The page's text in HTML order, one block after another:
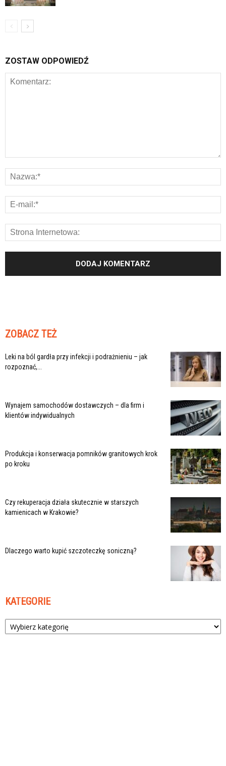
ZOSTAW ODPOWIEDŹ
ZOBACZ TEŻ
Leki na ból gardła przy infekcji i podrażnieniu – jak
rozpoznać,...
Wynajem samochodów dostawczych – dla firm i
klientów indywidualnych
Produkcja i konserwacja pomników granitowych krok
po kroku
Czy rekuperacja działa skutecznie w starszych
kamienicach w Krakowie?
Dlaczego warto kupić szczoteczkę soniczną?
KATEGORIE
Kategorie